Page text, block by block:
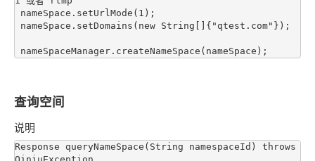
查询空间
说明
Response queryNameSpace(String namespaceId) throws